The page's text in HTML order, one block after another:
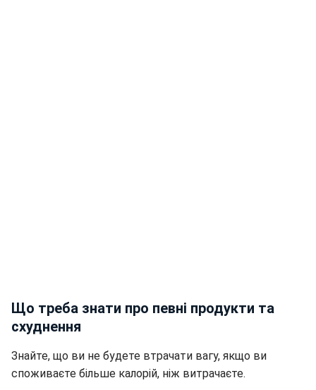
Що треба знати про певні продукти та
схуднення
Знайте, що ви не будете втрачати вагу, якщо ви
споживаєте більше калорій, ніж витрачаєте.